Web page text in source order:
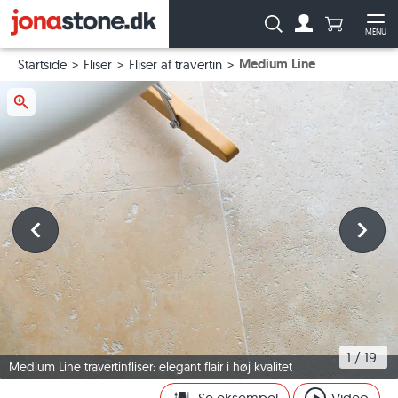
MENU
Søg: Antal
Startside Fliser Fliser af travertin Medium Line
Medium Line travertinfliser: elegant flair i høj kvalitet
1 / 19